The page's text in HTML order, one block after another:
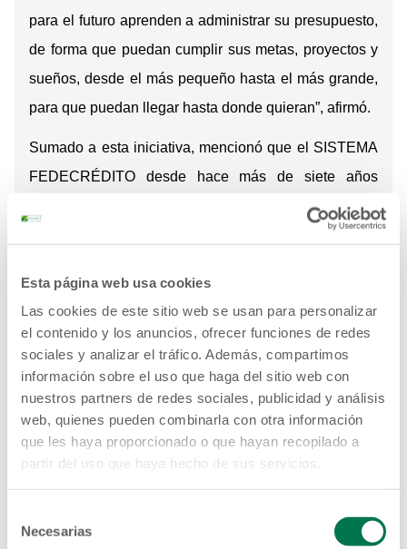
Esta página web usa cookies
Las cookies de este sitio web se usan para personalizar
el contenido y los anuncios, ofrecer funciones de redes
sociales y analizar el tráfico. Además, compartimos
información sobre el uso que haga del sitio web con
nuestros partners de redes sociales, publicidad y análisis
web, quienes pueden combinarla con otra información
que les haya proporcionado o que hayan recopilado a
partir del uso que haya hecho de sus servicios.
Necesarias
para el futuro aprenden a administrar su presupuesto,
de forma que puedan cumplir sus metas, proyectos y
sueños, desde el más pequeño hasta el más grande,
para que puedan llegar hasta donde quieran”, afirmó.
Sumado a esta iniciativa, mencionó que el SISTEMA
FEDECRÉDITO desde hace más de siete años
desarrolla otras acciones estratégicas como
dirigido a
logrado capacitar a más de 24,000 personas para
hacer un mejor uso de sus finanzas, permitiéndoles
tomar mejores decisiones a la hora de utilizar sus
ingresos y ahorros.